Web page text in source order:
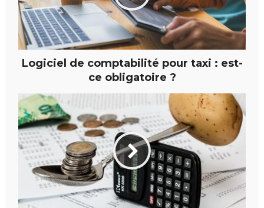
Logiciel de comptabilité pour taxi : est-
ce obligatoire ?